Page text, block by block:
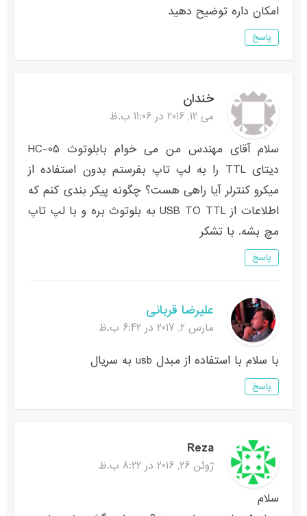
امکان داره توضیح دهید
پاسخ
خندان
می 12, 2016 در 11:06 ب.ظ
سلام آقای مهندس من می خوام بابلوتوث HC-05
دیتای TTL را به لپ تاپ بفرستم بدون استفاده از
میکرو کنترلر آیا راهی هست؟ چگونه پیکر بندی کنم که
اطلاعات از USB TO TTL به بلوتوث بره و با لپ تاپ
مچ بشه. با تشکر
پاسخ
علیرضا قربانی
مارس 2, 2017 در 6:42 ب.ظ
با سلام با استفاده از مبدل usb به سریال
پاسخ
Reza
ژوئن 26, 2016 در 8:22 ب.ظ
سلام